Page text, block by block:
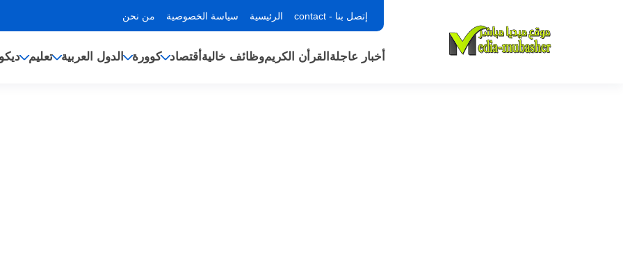
إتصل بنا - contact الرئيسية سياسة الخصوصية من نحن
أخبار عاجلة القرأن الكريموظائف خالية أقتصاد كوورة الدول العربية تعليم